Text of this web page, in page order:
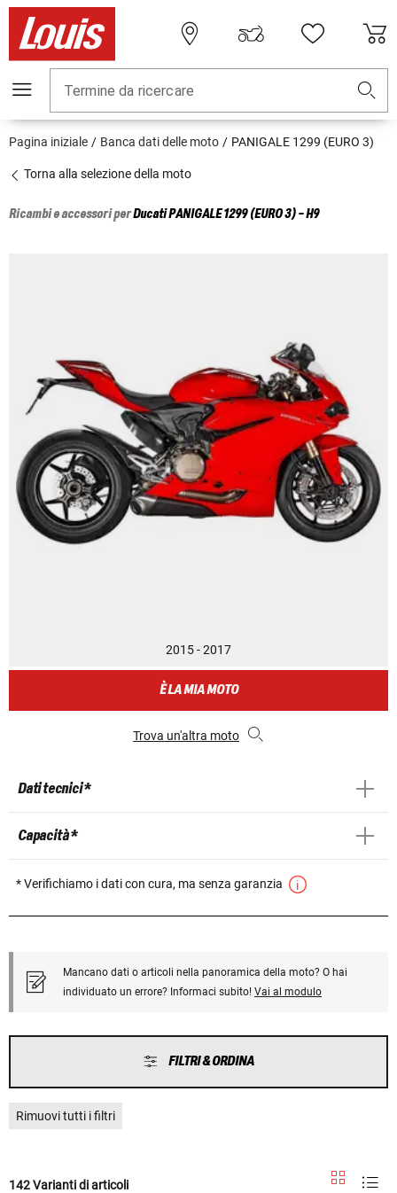
Termine da ricercare
Pagina iniziale Banca dati delle moto PANIGALE 1299 (EURO 3)
Torna alla selezione della moto
Ricambi e accessori perDucatiPANIGALE 1299 (EURO 3) - H9
2015 - 2017
È LA MIA MOTO
Trova un'altra moto
Dati tecnici *
Capacità *
* Verifichiamo i dati con cura, ma senza garanzia
Mancano dati o articoli nella panoramica della moto? O hai
individuato un errore? Informaci subito! Vai al modulo
FILTRI & ORDINA
Rimuovi tutti i filtri
142 Varianti di articoli